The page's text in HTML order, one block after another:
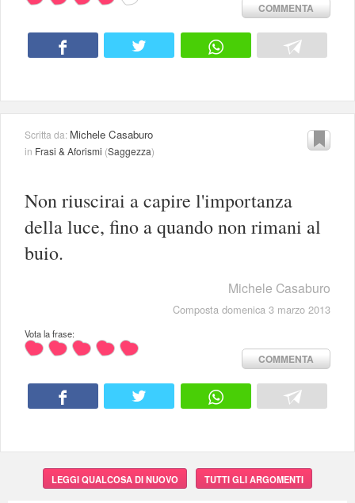
COMMENTA
Scritta da: Michele Casaburo
in Frasi & Aforismi (Saggezza)
Non riuscirai a capire l'importanza
della luce, fino a quando non rimani al
buio.
Michele Casaburo
Composta domenica 3 marzo 2013
Vota la frase:
COMMENTA
LEGGI QUALCOSA DI NUOVO TUTTI GLI ARGOMENTI